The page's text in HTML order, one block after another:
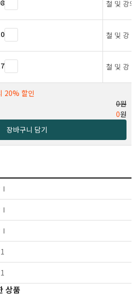
철 및 강의
철 및 강 —
철 및 강 —
20% 할인
0원
0원
장바구니 담기
상품